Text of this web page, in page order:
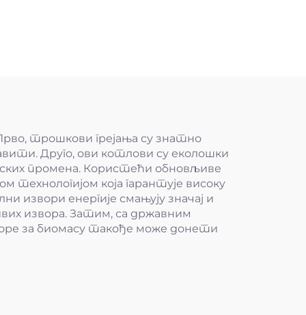
трошкови грејања су знатно
Друго, ови котлови су еколошки
промена. Користећи обновљиве
која гарантује високу
енергије смањују значај и
извора. Затим, са државним
за биомасу такође може донети